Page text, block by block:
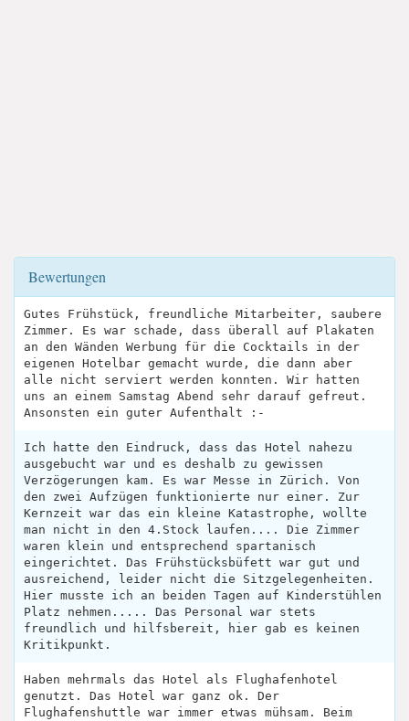
Bewertungen
Gutes Frühstück, freundliche Mitarbeiter, saubere
Zimmer. Es war schade, dass überall auf Plakaten
an den Wänden Werbung für die Cocktails in der
eigenen Hotelbar gemacht wurde, die dann aber
alle nicht serviert werden konnten. Wir hatten
uns an einem Samstag Abend sehr darauf gefreut.
Ansonsten ein guter Aufenthalt :-
Ich hatte den Eindruck, dass das Hotel nahezu
ausgebucht war und es deshalb zu gewissen
Verzögerungen kam. Es war Messe in Zürich. Von
den zwei Aufzügen funktionierte nur einer. Zur
Kernzeit war das ein kleine Katastrophe, wollte
man nicht in den 4.Stock laufen.... Die Zimmer
waren klein und entsprechend spartanisch
eingerichtet. Das Frühstücksbüfett war gut und
ausreichend, leider nicht die Sitzgelegenheiten.
Hier musste ich an beiden Tagen auf Kinderstühlen
Platz nehmen..... Das Personal war stets
freundlich und hilfsbereit, hier gab es keinen
Kritikpunkt.
Haben mehrmals das Hotel als Flughafenhotel
genutzt. Das Hotel war ganz ok. Der
Flughafenshuttle war immer etwas mühsam. Beim